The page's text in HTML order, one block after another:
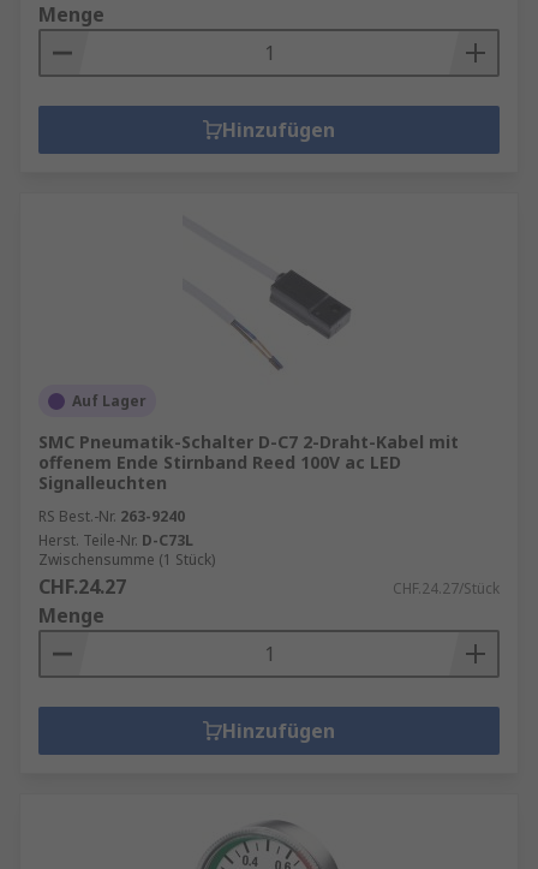
Menge
Hinzufügen
Auf Lager
SMC Pneumatik-Schalter D-C7 2-Draht-Kabel mit
offenem Ende Stirnband Reed 100V ac LED
Signalleuchten
RS Best.-Nr. 263-9240
Herst. Teile-Nr. D-C73L
Zwischensumme (1 Stück)
CHF.24.27 CHF.24.27/Stück
Menge
Hinzufügen